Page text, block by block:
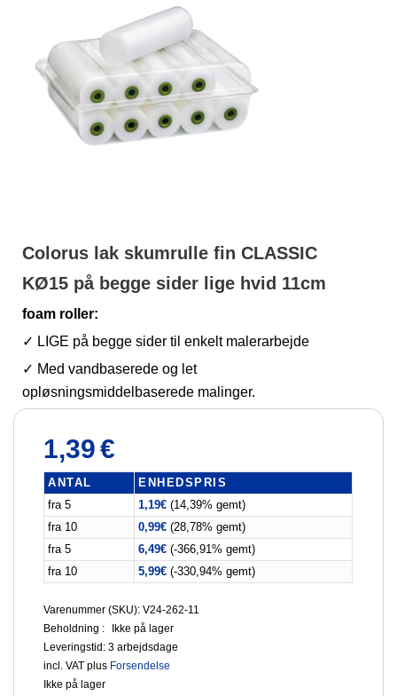
Colorus lak skumrulle fin CLASSIC
KØ15 på begge sider lige hvid 11cm
foam roller:
✓ LIGE på begge sider til enkelt malerarbejde
✓ Med vandbaserede og let
opløsningsmiddelbaserede malinger.
1,39€
ANTAL
ENHEDSPRIS
fra 5
1,19€ (14,39% gemt)
fra 10
0,99€ (28,78% gemt)
fra 5
6,49€ (-366,91% gemt)
fra 10
5,99€ (-330,94% gemt)
Varenummer (SKU): V24-262-11
Beholdning :
Ikke på lager
Leveringstid:3 arbejdsdage
incl. VAT plus Forsendelse
Ikke på lager